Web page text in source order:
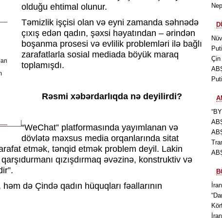
olduğu ehtimal olunur.
Təmizlik işçisi olan və eyni zamanda səhnədə
çıxış edən qadın, şəxsi həyatından – ərindən
boşanma prosesi və evlilik problemləri ilə bağlı
zarafatlarla sosial mediada böyük maraq
toplamışdı.
Rəsmi xəbərdarlıqda nə deyilirdi?
“WeChat” platformasında yayımlanan və
dövlətə məxsus media orqanlarında sitat
etmək, tənqid etmək problem deyil. Lakin
qızışdırmaq əvəzinə, konstruktiv və
də Çində qadın hüquqları fəallarının
Çin